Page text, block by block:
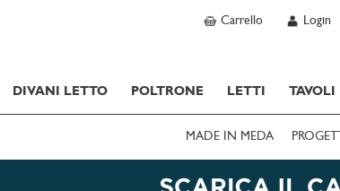
Carrello Login
DIVANI LETTO POLTRONE LETTI TAVOLI
MADE IN MEDA